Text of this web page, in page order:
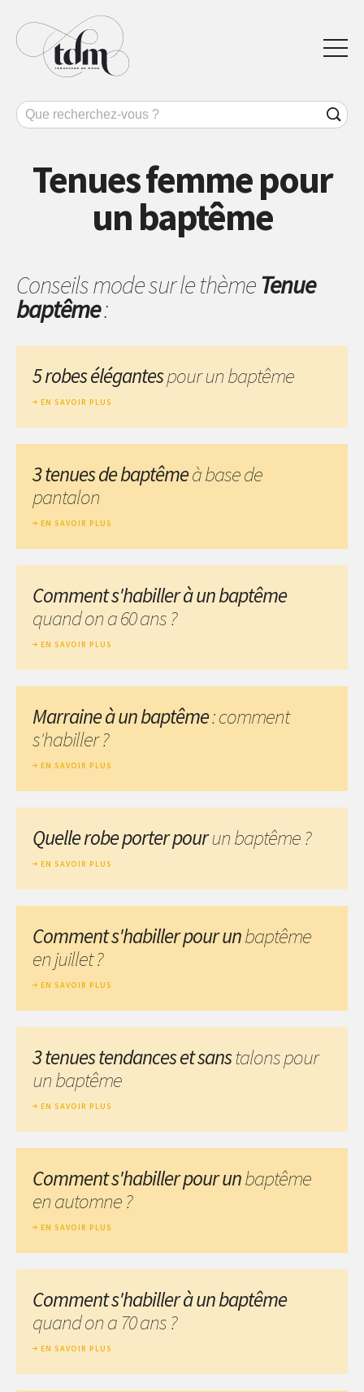
Tenues femme pour
un baptême
Conseils mode sur le thèmeTenue
baptême:
5 robes élégantespour un baptême
EN SAVOIR PLUS
3 tenues de baptêmeà base de
pantalon
EN SAVOIR PLUS
Comment s'habiller à un baptême
quand on a 60 ans ?
EN SAVOIR PLUS
Marraine à un baptême: comment
s'habiller ?
EN SAVOIR PLUS
Quelle robe porter pourun baptême ?
EN SAVOIR PLUS
Comment s'habiller pour unbaptême
en juillet ?
EN SAVOIR PLUS
3 tenues tendances et sanstalons pour
un baptême
EN SAVOIR PLUS
Comment s'habiller pour unbaptême
en automne ?
EN SAVOIR PLUS
Comment s'habiller à un baptême
quand on a 70 ans ?
EN SAVOIR PLUS